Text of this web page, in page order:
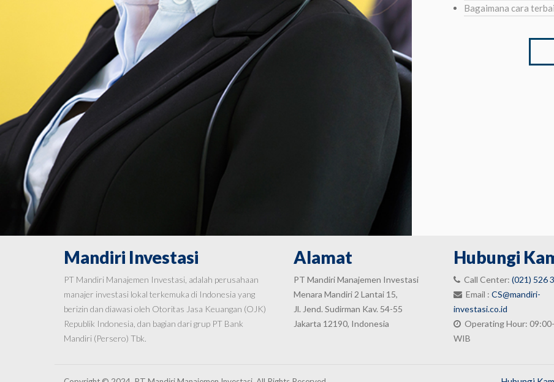
yang
Bagaimana
Mandiri Investasi
PT Mandiri Manajemen Investasi, adalah perusahaan
manajer investasi lokal terkemuka di Indonesia yang
berizin dan diawasi oleh Otoritas Jasa Keuangan (OJK)
Republik Indonesia, dan bagian dari grup PT Bank
Mandiri (Persero) Tbk.
Alamat
PT Mandiri Manajemen Investasi
Menara Mandiri 2 Lantai 15,
Jl. Jend. Sudirman Kav. 54-55
Jakarta 12190, Indonesia
Hubungi
Call Center:(021) 526
Email :CS@mandiri-
investasi.co.id
Operating Hour:
WIB